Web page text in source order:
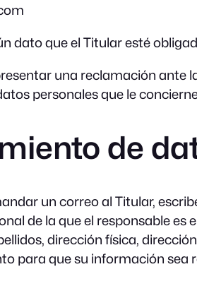
dato que el Titular esté
una reclamación
personales que le
de
un correo al Titular,
de la que el responsable
dirección física,
para que su información sea